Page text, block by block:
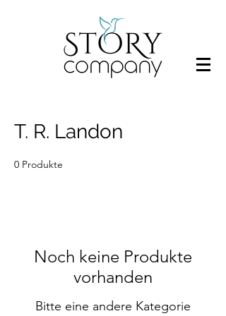
T. R. Landon
0 Produkte
Noch keine Produkte
vorhanden
Bitte eine andere Kategorie